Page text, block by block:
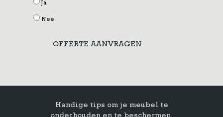
Ja
Nee
OFFERTE AANVRAGEN
Handige tips om je meubel te